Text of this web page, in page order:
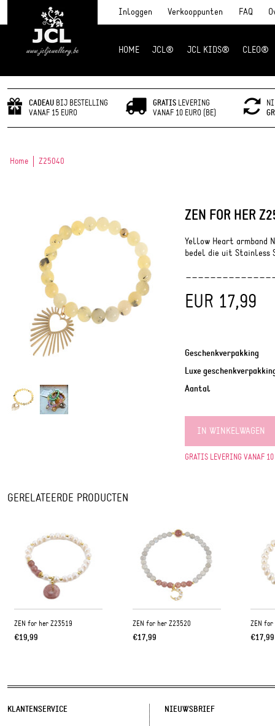
Inloggen Verkooppunten FAQ
HOME JCL® JCL KIDS® CLEO®
CADEAU BIJ BESTELLING
VANAF 15 EURO
GRATISLEVERING
VANAF 10 EURO (BE)
Home Z25040
ZEN FOR HER
Yellow Heart
bedel die uit Stainless
EUR 17,99
Geschenkverpakking
Luxe
Aantal
IN WINKELWAGEN
GRATIS LEVERING VANAF 10
GERELATEERDE PRODUCTEN
ZEN for her Z23519
€19,99
ZEN for her Z23520
€17,99
ZEN
€17,99
KLANTENSERVICE NIEUWSBRIEF